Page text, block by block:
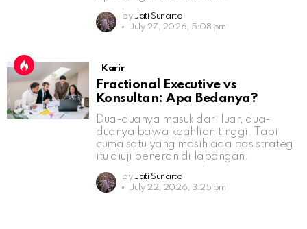
by Jati Sunarto
July 27, 2026, 5:08 pm
Karir
Fractional Executive vs
Konsultan: Apa Bedanya?
Dua-duanya masuk dari luar, dua-
duanya bawa keahlian tinggi. Tapi
cuma satu yang masih ada pas strategi
itu diuji beneran di lapangan.
by Jati Sunarto
July 22, 2026, 3:25 pm